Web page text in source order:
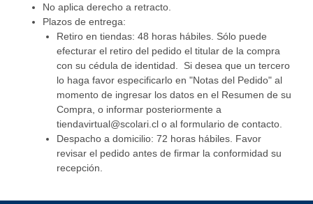
No aplica derecho a retracto.
Plazos de entrega:
Retiro en tiendas: 48 horas hábiles. Sólo puede
efecturar el retiro del pedido el titular de la compra
con su cédula de identidad. Si desea que un tercero
lo haga favor especificarlo en "Notas del Pedido" al
momento de ingresar los datos en el Resumen de su
Compra, o informar posteriormente a
tiendavirtual@scolari.cl o al formulario de contacto.
Despacho a domicilio: 72 horas hábiles. Favor
revisar el pedido antes de firmar la conformidad su
recepción.